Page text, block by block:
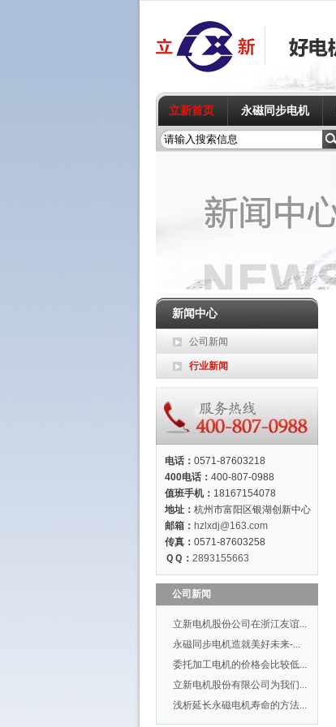
立新首页 永磁同步电机
新闻中心
公司新闻
行业新闻
电话： 0571-87603218
400电话： 400-807-0988
值班手机： 18167154078
地址： 杭州市富阳区银湖创新中心
邮箱： hzlxdj@163.com
传真： 0571-87603258
ＱＱ： 2893155663
公司新闻
立新电机股份公司在浙江友谊...
永磁同步电机造就美好未来-...
委托加工电机的价格会比较低...
立新电机股份有限公司为我们...
浅析延长永磁电机寿命的方法...